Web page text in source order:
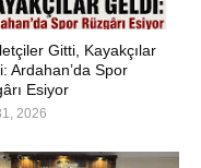
Gitti, Kayakçılar
Ardahan’da Spor
Esiyor
2026